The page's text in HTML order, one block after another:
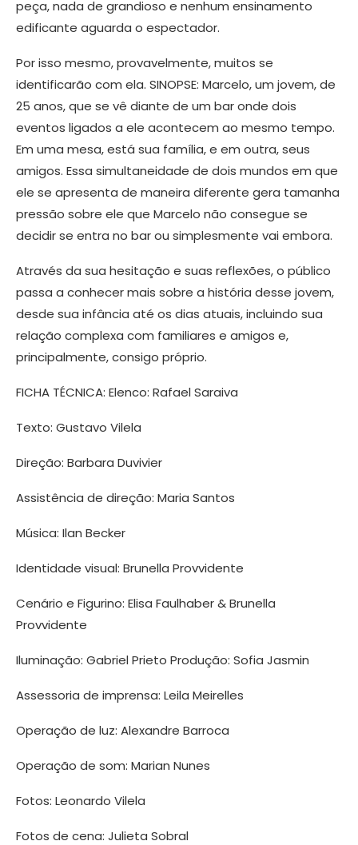
peça, nada de grandioso e nenhum ensinamento
edificante aguarda o espectador.
Por isso mesmo, provavelmente, muitos se
identificarão com ela. SINOPSE: Marcelo, um jovem, de
25 anos, que se vê diante de um bar onde dois
eventos ligados a ele acontecem ao mesmo tempo.
Em uma mesa, está sua família, e em outra, seus
amigos. Essa simultaneidade de dois mundos em que
ele se apresenta de maneira diferente gera tamanha
pressão sobre ele que Marcelo não consegue se
decidir se entra no bar ou simplesmente vai embora.
Através da sua hesitação e suas reflexões, o público
passa a conhecer mais sobre a história desse jovem,
desde sua infância até os dias atuais, incluindo sua
relação complexa com familiares e amigos e,
principalmente, consigo próprio.
FICHA TÉCNICA: Elenco: Rafael Saraiva
Texto: Gustavo Vilela
Direção: Barbara Duvivier
Assistência de direção: Maria Santos
Música: Ilan Becker
Identidade visual: Brunella Provvidente
Cenário e Figurino: Elisa Faulhaber & Brunella
Provvidente
Iluminação: Gabriel Prieto Produção: Sofia Jasmin
Assessoria de imprensa: Leila Meirelles
Operação de luz: Alexandre Barroca
Operação de som: Marian Nunes
Fotos: Leonardo Vilela
Fotos de cena: Julieta Sobral